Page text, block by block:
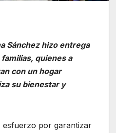
Sánchez hizo entrega
quienes a
con un hogar
su bienestar y
esfuerzo por garantizar